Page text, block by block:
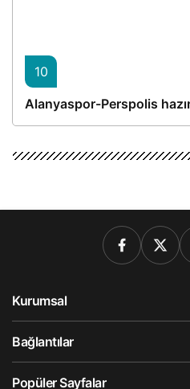
10
Alanyaspor-Perspolis
Kurumsal
Bağlantılar
Popüler Sayfalar